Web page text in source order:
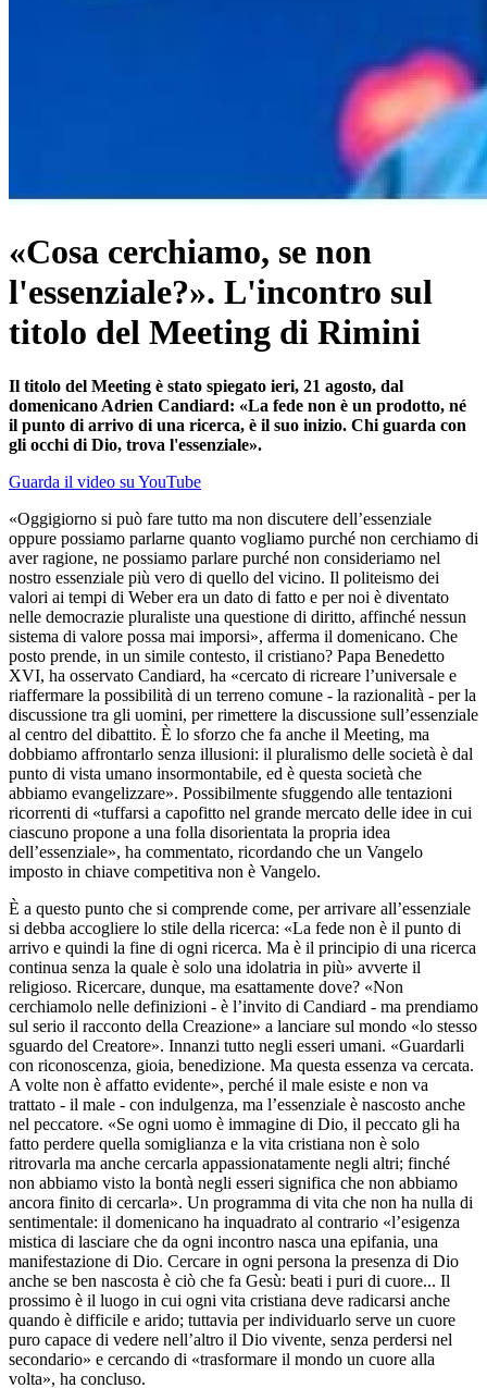
«Cosa cerchiamo, se non
l'essenziale?». L'incontro sul
titolo del Meeting di Rimini
Il titolo del Meeting è stato spiegato ieri, 21 agosto, dal
domenicano Adrien Candiard: «La fede non è un prodotto, né
il punto di arrivo di una ricerca, è il suo inizio. Chi guarda con
gli occhi di Dio, trova l'essenziale».
Guarda il video su YouTube
«Oggigiorno si può fare tutto ma non discutere dell’essenziale
oppure possiamo parlarne quanto vogliamo purché non cerchiamo di
aver ragione, ne possiamo parlare purché non consideriamo nel
nostro essenziale più vero di quello del vicino. Il politeismo dei
valori ai tempi di Weber era un dato di fatto e per noi è diventato
nelle democrazie pluraliste una questione di diritto, affinché nessun
sistema di valore possa mai imporsi», afferma il domenicano. Che
posto prende, in un simile contesto, il cristiano? Papa Benedetto
XVI, ha osservato Candiard, ha «cercato di ricreare l’universale e
riaffermare la possibilità di un terreno comune - la razionalità - per la
discussione tra gli uomini, per rimettere la discussione sull’essenziale
al centro del dibattito. È lo sforzo che fa anche il Meeting, ma
dobbiamo affrontarlo senza illusioni: il pluralismo delle società è dal
punto di vista umano insormontabile, ed è questa società che
abbiamo evangelizzare». Possibilmente sfuggendo alle tentazioni
ricorrenti di «tuffarsi a capofitto nel grande mercato delle idee in cui
ciascuno propone a una folla disorientata la propria idea
dell’essenziale», ha commentato, ricordando che un Vangelo
imposto in chiave competitiva non è Vangelo.
È a questo punto che si comprende come, per arrivare all’essenziale
si debba accogliere lo stile della ricerca: «La fede non è il punto di
arrivo e quindi la fine di ogni ricerca. Ma è il principio di una ricerca
continua senza la quale è solo una idolatria in più» avverte il
religioso. Ricercare, dunque, ma esattamente dove? «Non
cerchiamolo nelle definizioni - è l’invito di Candiard - ma prendiamo
sul serio il racconto della Creazione» a lanciare sul mondo «lo stesso
sguardo del Creatore». Innanzi tutto negli esseri umani. «Guardarli
con riconoscenza, gioia, benedizione. Ma questa essenza va cercata.
A volte non è affatto evidente», perché il male esiste e non va
trattato - il male - con indulgenza, ma l’essenziale è nascosto anche
nel peccatore. «Se ogni uomo è immagine di Dio, il peccato gli ha
fatto perdere quella somiglianza e la vita cristiana non è solo
ritrovarla ma anche cercarla appassionatamente negli altri; finché
non abbiamo visto la bontà negli esseri significa che non abbiamo
ancora finito di cercarla». Un programma di vita che non ha nulla di
sentimentale: il domenicano ha inquadrato al contrario «l’esigenza
mistica di lasciare che da ogni incontro nasca una epifania, una
manifestazione di Dio. Cercare in ogni persona la presenza di Dio
anche se ben nascosta è ciò che fa Gesù: beati i puri di cuore... Il
prossimo è il luogo in cui ogni vita cristiana deve radicarsi anche
quando è difficile e arido; tuttavia per individuarlo serve un cuore
puro capace di vedere nell’altro il Dio vivente, senza perdersi nel
secondario» e cercando di «trasformare il mondo un cuore alla
volta», ha concluso.